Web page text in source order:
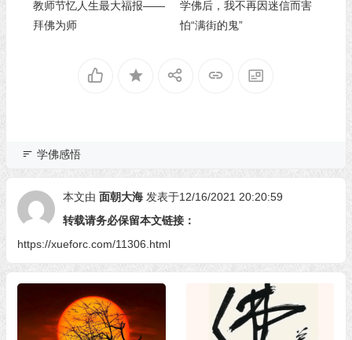
教师节忆人生最大福报——
拜佛为师
学佛后，我不再因迷信而害
怕“满街的鬼”
学佛感悟
本文由 面朝大海 发表于12/16/2021 20:20:59
转载请务必保留本文链接：
https://xueforc.com/11306.html